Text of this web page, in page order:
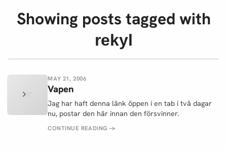
Showing posts tagged with
rekyl
MAY 21, 2006
Vapen
Jag har haft denna länk öppen i en tab i två dagar
nu, postar den här innan den försvinner.
CONTINUE READING→